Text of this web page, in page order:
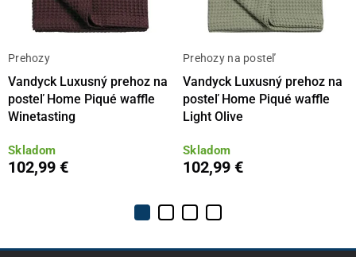
Prehozy
Vandyck Luxusný prehoz na
posteľ Home Piqué waffle
Winetasting
Skladom
102,99 €
Prehozy na posteľ
Vandyck Luxusný prehoz na
posteľ Home Piqué waffle
Light Olive
Skladom
102,99 €